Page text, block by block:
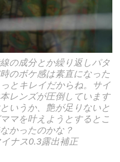
の成分とか繰り返しパタ
のボケ感は素直になった
とキレイだからね。サイ
レンズが圧倒しています
いうか、艶が足りないと
マを叶えようとするとこ
かったのかな？
ナス0.3露出補正